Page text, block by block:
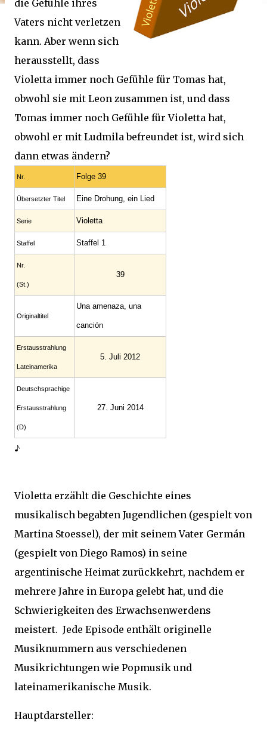
die Gefühle ihres
Vaters nicht verletzen
kann. Aber wenn sich
herausstellt, dass
Violetta immer noch Gefühle für Tomas hat,
obwohl sie mit Leon zusammen ist, und dass
Tomas immer noch Gefühle für Violetta hat,
obwohl er mit Ludmila befreundet ist, wird sich
dann etwas ändern?
Nr. Folge 39
Übersetzter Titel Eine Drohung, ein Lied
Serie Violetta
Staffel Staffel 1
Nr.
(St.)
39
Original­titel
Una amenaza, una
canción
Erstaus­strahlung
Lateinamerika
5. Juli 2012
Deutsch­sprachige
Erstaus­strahlung
(D)
27. Juni 2014
♪
Violetta erzählt die Geschichte eines
musikalisch begabten Jugendlichen (gespielt von
Martina Stoessel), der mit seinem Vater Germán
(gespielt von Diego Ramos) in seine
argentinische Heimat zurückkehrt, nachdem er
mehrere Jahre in Europa gelebt hat, und die
Schwierigkeiten des Erwachsenwerdens
meistert. Jede Episode enthält originelle
Musiknummern aus verschiedenen
Musikrichtungen wie Popmusik und
lateinamerikanische Musik.
Hauptdarsteller: